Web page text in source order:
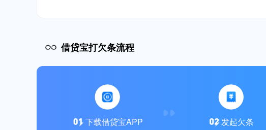
借贷宝打欠条流程
下载借贷宝APP 发起欠条